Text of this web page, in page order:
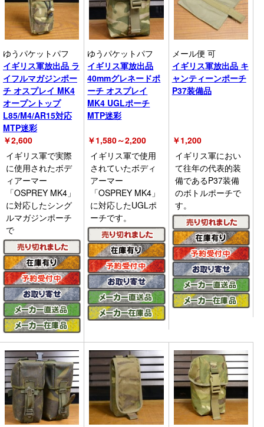
ゆうパケットパフ
イギリス軍放出品 ラ
イフルマガジンポー
チ オスプレイ MK4
オープントップ
L85/M4/AR15対応
MTP迷彩
￥2,600
イギリス軍で実際
に使用されたボデ
ィアーマー
「OSPREY MK4」
に対応したシング
ルマガジンポーチ
で
ゆうパケットパフ
イギリス軍放出品
40mmグレネードポ
ーチ オスプレイ
MK4 UGLポーチ
MTP迷彩
￥1,580～2,200
イギリス軍で使用
されていたボディ
アーマー
「OSPREY MK4」
に対応したUGLポ
ーチです。
メール便 可
イギリス軍放出品 キ
ャンティーンポーチ
P37装備品
￥1,200
イギリス軍におい
て往年の代表的装
備であるP37装備
のボトルポーチで
す。